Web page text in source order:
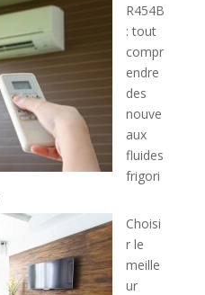
R454B
: tout
compr
endre
des
nouve
aux
fluides
frigori
Choisi
r le
meille
ur